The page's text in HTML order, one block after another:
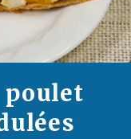
poulet